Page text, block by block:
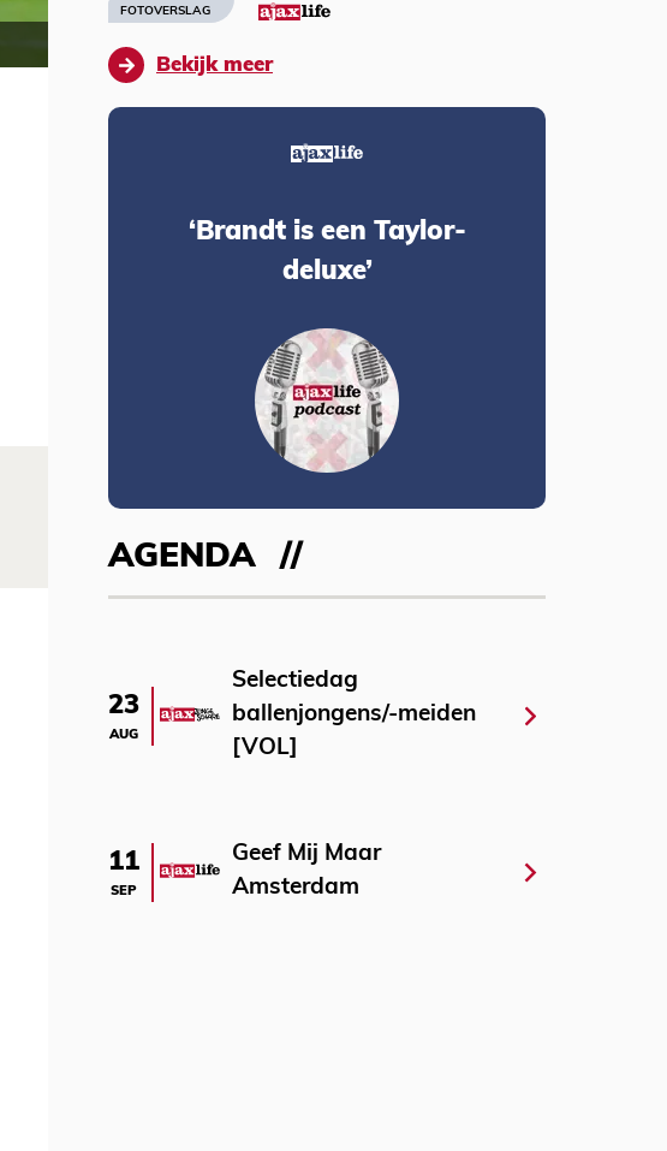
FOTOVERSLAG
Bekijk meer
‘Brandt is een Taylor-
deluxe’
AGENDA
23
AUG
Selectiedag
ballenjongens/-meiden
[VOL]
11
SEP
Geef Mij Maar
Amsterdam